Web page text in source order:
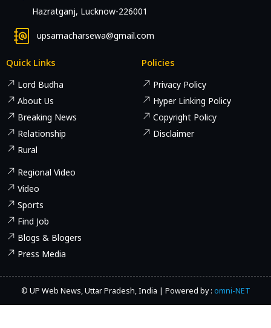
Hazratganj, Lucknow-226001
upsamacharsewa@gmail.com
Quick Links
Lord Budha
About Us
Breaking News
Relationship
Rural
Regional Video
Video
Sports
Find Job
Blogs & Blogers
Press Media
Policies
Privacy Policy
Hyper Linking Policy
Copyright Policy
Disclaimer
© UP Web News, Uttar Pradesh, India | Powered by : omni-NET